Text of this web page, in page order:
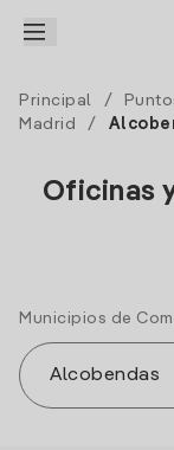
Principal /
Madrid
/
Oficinas
Municipios de